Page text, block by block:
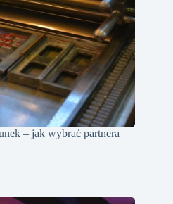
– jak wybrać partnera